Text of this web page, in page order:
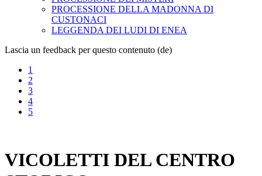
PROCESSIONE DELLA MADONNA DI
CUSTONACI
LEGGENDA DEI LUDI DI ENEA
Lascia un feedback per questo contenuto (de)
1
2
3
4
5
VICOLETTI DEL CENTRO